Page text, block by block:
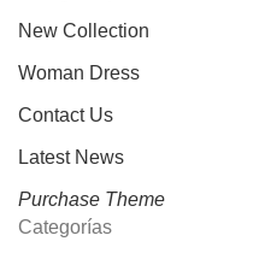
New Collection
Woman Dress
Contact Us
Latest News
Purchase Theme
Categorías